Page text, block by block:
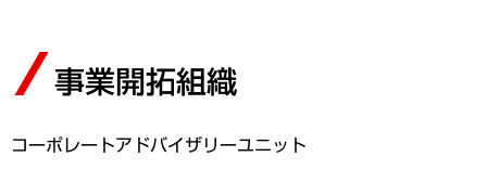
事業開拓組織
コーポレートアドバイザリーユニット